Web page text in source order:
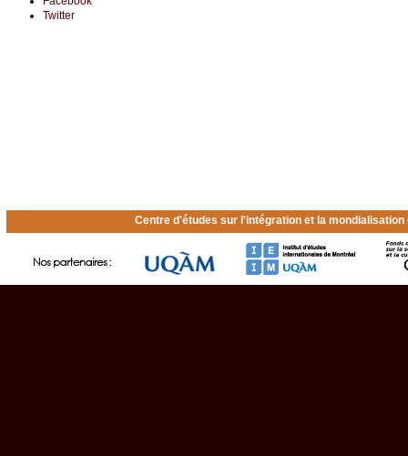
Twitter
Centre d'études sur l'intégration et la mondialisation